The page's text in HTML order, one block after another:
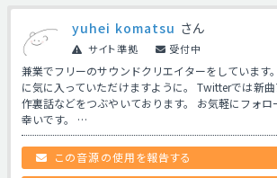
yuhei komatsu さん
サイト準拠 受付中
兼業でフリーのサウンドクリエイターをしています
に気に入っていただけますように。 Twitterでは新
作裏話などをつぶやいております。 お気軽にフォ
幸いです。 …
この音源の使用を報告する